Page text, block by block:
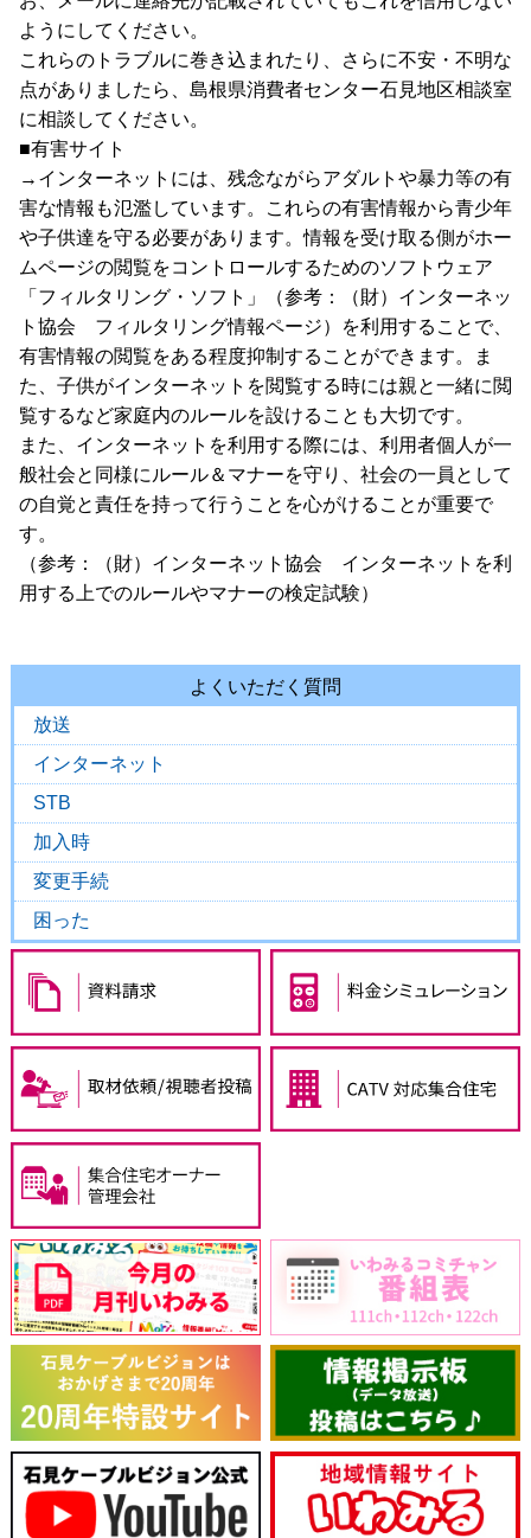
ようにしてください。
これらのトラブルに巻き込まれたり、さらに不安・不明な
点がありましたら、島根県消費者センター石見地区相談室
に相談してください。
■有害サイト
→インターネットには、残念ながらアダルトや暴力等の有
害な情報も氾濫しています。これらの有害情報から青少年
や子供達を守る必要があります。情報を受け取る側がホー
ムページの閲覧をコントロールするためのソフトウェア
「フィルタリング・ソフト」（参考：（財）インターネッ
ト協会 フィルタリング情報ページ）を利用することで、
有害情報の閲覧をある程度抑制することができます。ま
た、子供がインターネットを閲覧する時には親と一緒に閲
覧するなど家庭内のルールを設けることも大切です。
また、インターネットを利用する際には、利用者個人が一
般社会と同様にルール＆マナーを守り、社会の一員として
の自覚と責任を持って行うことを心がけることが重要で
す。
（参考：（財）インターネット協会 インターネットを利
用する上でのルールやマナーの検定試験）
よくいただく質問
放送
インターネット
STB
加入時
変更手続
困った